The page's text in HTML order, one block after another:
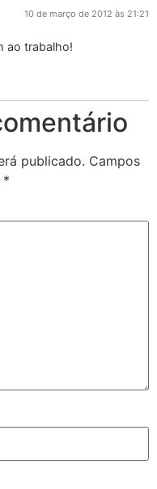
10 de março de 2012 às 21:21
ao trabalho!
publicado. Campos
*